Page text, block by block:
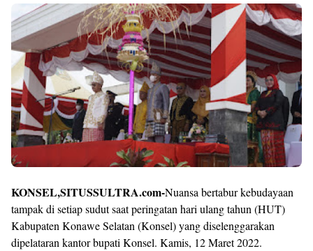
By
Raushan
Design
With
Shroff
Templates
KONSEL,SITUSSULTRA.com-Nuansa bertabur kebudayaan
tampak di setiap sudut saat peringatan hari ulang tahun (HUT)
Kabupaten Konawe Selatan (Konsel) yang diselenggarakan
dipelataran kantor bupati Konsel. Kamis, 12 Maret 2022.